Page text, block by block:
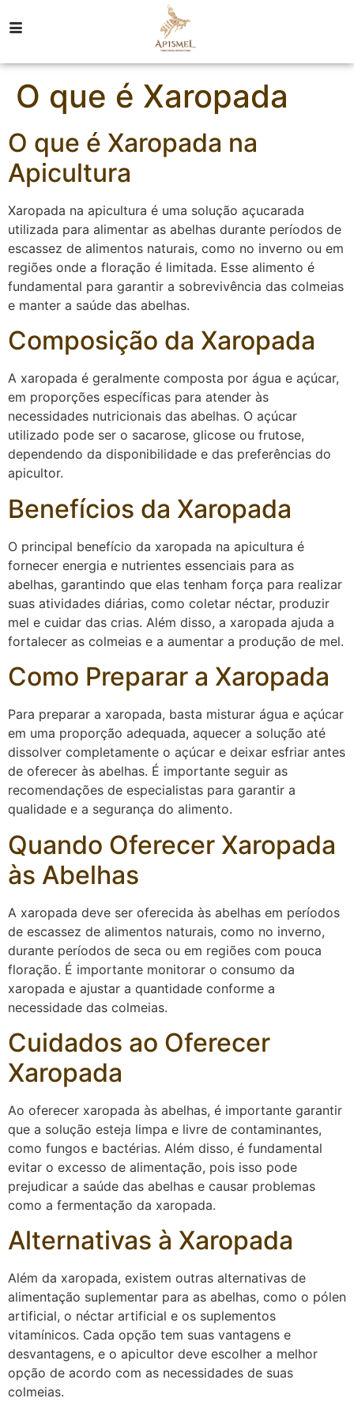
O que é Xaropada
O que é Xaropada na
Apicultura
Xaropada na apicultura é uma solução açucarada
utilizada para alimentar as abelhas durante períodos de
escassez de alimentos naturais, como no inverno ou em
regiões onde a floração é limitada. Esse alimento é
fundamental para garantir a sobrevivência das colmeias
e manter a saúde das abelhas.
Composição da Xaropada
A xaropada é geralmente composta por água e açúcar,
em proporções específicas para atender às
necessidades nutricionais das abelhas. O açúcar
utilizado pode ser o sacarose, glicose ou frutose,
dependendo da disponibilidade e das preferências do
apicultor.
Benefícios da Xaropada
O principal benefício da xaropada na apicultura é
fornecer energia e nutrientes essenciais para as
abelhas, garantindo que elas tenham força para realizar
suas atividades diárias, como coletar néctar, produzir
mel e cuidar das crias. Além disso, a xaropada ajuda a
fortalecer as colmeias e a aumentar a produção de mel.
Como Preparar a Xaropada
Para preparar a xaropada, basta misturar água e açúcar
em uma proporção adequada, aquecer a solução até
dissolver completamente o açúcar e deixar esfriar antes
de oferecer às abelhas. É importante seguir as
recomendações de especialistas para garantir a
qualidade e a segurança do alimento.
Quando Oferecer Xaropada
às Abelhas
A xaropada deve ser oferecida às abelhas em períodos
de escassez de alimentos naturais, como no inverno,
durante períodos de seca ou em regiões com pouca
floração. É importante monitorar o consumo da
xaropada e ajustar a quantidade conforme a
necessidade das colmeias.
Cuidados ao Oferecer
Xaropada
Ao oferecer xaropada às abelhas, é importante garantir
que a solução esteja limpa e livre de contaminantes,
como fungos e bactérias. Além disso, é fundamental
evitar o excesso de alimentação, pois isso pode
prejudicar a saúde das abelhas e causar problemas
como a fermentação da xaropada.
Alternativas à Xaropada
Além da xaropada, existem outras alternativas de
alimentação suplementar para as abelhas, como o pólen
artificial, o néctar artificial e os suplementos
vitamínicos. Cada opção tem suas vantagens e
desvantagens, e o apicultor deve escolher a melhor
opção de acordo com as necessidades de suas
colmeias.